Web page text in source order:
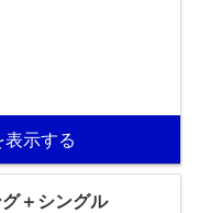
示する
＋シングル